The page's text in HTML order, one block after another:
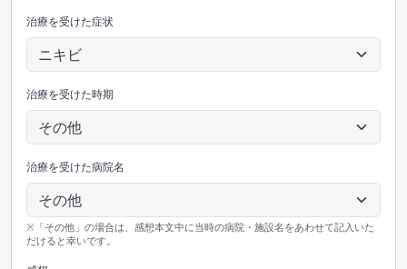
治療を受けた症状
治療を受けた時期
治療を受けた病院名
※「その他」の場合は、感想本文中に当時の病院・施設名をあわせて記入いた
だけると幸いです。